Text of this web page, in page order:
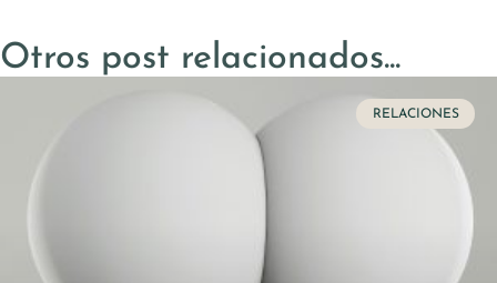
Otros post relacionados...
RELACIONES